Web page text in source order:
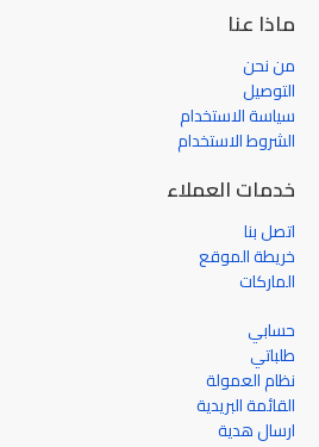
ماذا عنا
من نحن
التوصيل
سياسة الاستخدام
الشروط الاستخدام
خدمات العملاء
اتصل بنا
خريطة الموقع
الماركات
حسابي
طلباتي
نظام العمولة
القائمة البريدية
ارسال هدية